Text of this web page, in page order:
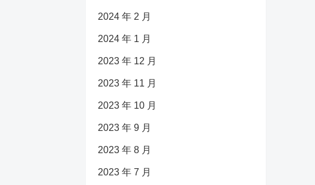
2024 年 2 月
2024 年 1 月
2023 年 12 月
2023 年 11 月
2023 年 10 月
2023 年 9 月
2023 年 8 月
2023 年 7 月